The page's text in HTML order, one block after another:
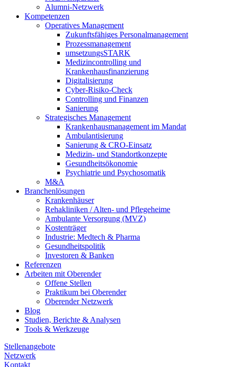
Alumni-Netzwerk
Kompetenzen
Operatives Management
Zukunftsfähiges Personalmanagement
Prozessmanagement
umsetzungsSTARK
Medizincontrolling und
Krankenhausfinanzierung
Digitalisierung
Cyber-Risiko-Check
Controlling und Finanzen
Sanierung
Strategisches Management
Krankenhausmanagement im Mandat
Ambulantisierung
Sanierung & CRO-Einsatz
Medizin- und Standortkonzepte
Gesundheitsökonomie
Psychiatrie und Psychosomatik
M&A
Branchenlösungen
Krankenhäuser
Rehakliniken / Alten- und Pflegeheime
Ambulante Versorgung (MVZ)
Kostenträger
Industrie: Medtech & Pharma
Gesundheitspolitik
Investoren & Banken
Referenzen
Arbeiten mit Oberender
Offene Stellen
Praktikum bei Oberender
Oberender Netzwerk
Blog
Studien, Berichte & Analysen
Tools & Werkzeuge
Stellenangebote
Netzwerk
Kontakt